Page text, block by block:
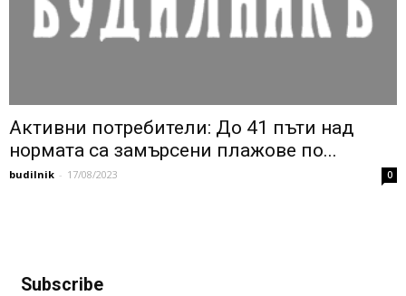
Активни потребители: До 41 пъти над
нормата са замърсени плажове по...
budilnik - 17/08/2023 0
Subscribe